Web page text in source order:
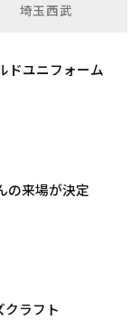
埼玉西武
ドユニフォーム
の来場が決定
クラフト